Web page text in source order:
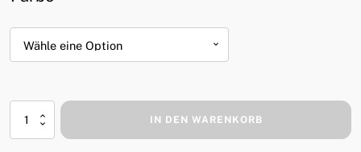
Forstkeil
IN DEN WARENKORB